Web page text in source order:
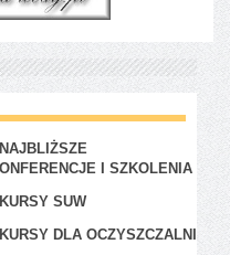
NAJBLIŻSZE
I SZKOLENIA
KURSY SUW
KURSY DLA OCZYSZCZALNI